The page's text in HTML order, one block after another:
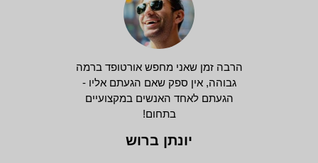
הרבה זמן שאני מחפש אורטופד ברמה
גבוהה, אין ספק שאם הגעתם אליו -
הגעתם לאחד האנשים במקצועיים
בתחום!
יונתן ברוש